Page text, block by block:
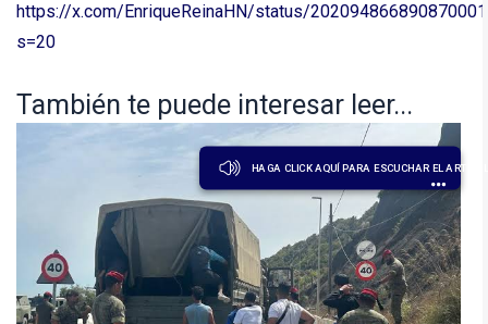
HAGA CLICK AQUÍ PARA ESCUCHAR EL
https://x.com/EnriqueReinaHN/status/
s=20
También te puede interesar leer...